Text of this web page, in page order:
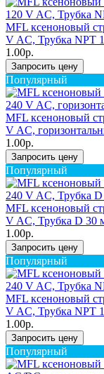
MFL ксеноновый
V AC, Трубка NPT 1
1.00р.
Запросить цену
Популярный
MFL ксеноновый
V AC,
1.00р.
Запросить цену
Популярный
MFL ксеноновый
V AC, Трубка D 30
1.00р.
Запросить цену
Популярный
MFL ксеноновый
V AC, Трубка NPT 1
1.00р.
Запросить цену
Популярный